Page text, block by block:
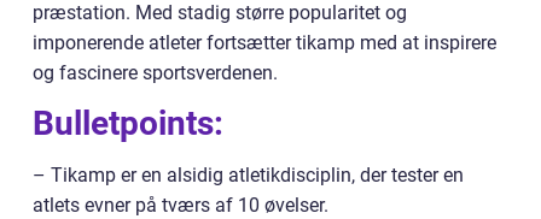
præstation. Med stadig større popularitet og
imponerende atleter fortsætter tikamp med at inspirere
og fascinere sportsverdenen.
Bulletpoints:
– Tikamp er en alsidig atletikdisciplin, der tester en
atlets evner på tværs af 10 øvelser.